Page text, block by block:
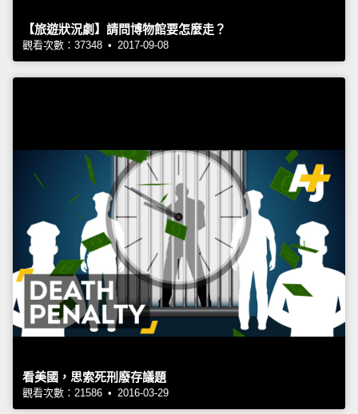
【旅遊狀況劇】請問博物館要怎麼走？
觀看次數：37348 • 2017-09-08
看美國，思索死刑廢存議題
觀看次數：21586 • 2016-03-29